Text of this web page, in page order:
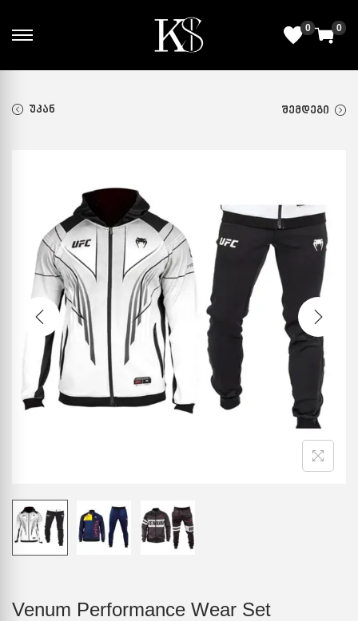
0 0
ᲣᲙᲐᲜ ᲨᲔᲛᲓᲔᲒᲘ
Venum Performance Wear Set